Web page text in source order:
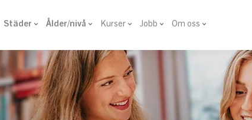
Städer Ålder/nivå Kurser Jobb Om oss